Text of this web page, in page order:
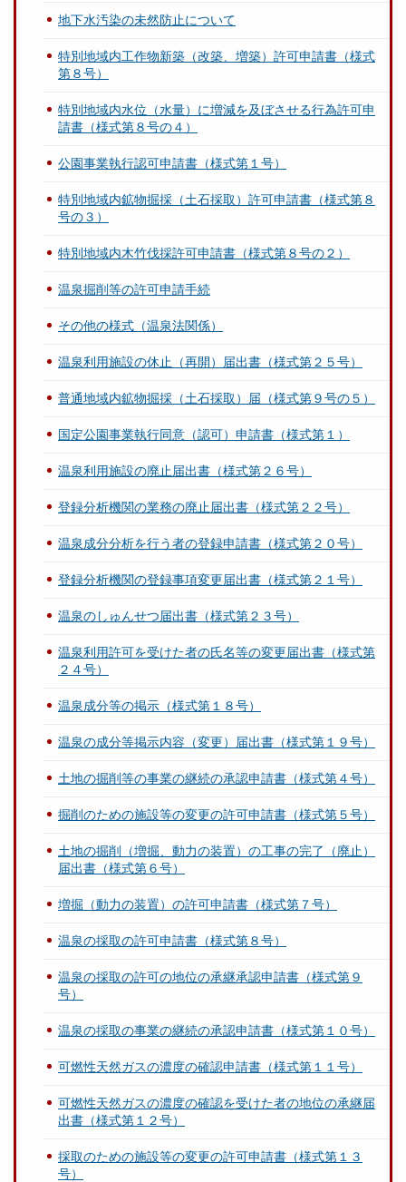
地下水汚染の未然防止について
特別地域内工作物新築（改築、増築）許可申請書（様式
第８号）
特別地域内水位（水量）に増減を及ぼさせる行為許可申
請書（様式第８号の４）
公園事業執行認可申請書（様式第１号）
特別地域内鉱物掘採（土石採取）許可申請書（様式第８
号の３）
特別地域内木竹伐採許可申請書（様式第８号の２）
温泉掘削等の許可申請手続
その他の様式（温泉法関係）
温泉利用施設の休止（再開）届出書（様式第２５号）
普通地域内鉱物掘採（土石採取）届（様式第９号の５）
国定公園事業執行同意（認可）申請書（様式第１）
温泉利用施設の廃止届出書（様式第２６号）
登録分析機関の業務の廃止届出書（様式第２２号）
温泉成分分析を行う者の登録申請書（様式第２０号）
登録分析機関の登録事項変更届出書（様式第２１号）
温泉のしゅんせつ届出書（様式第２３号）
温泉利用許可を受けた者の氏名等の変更届出書（様式第
２４号）
温泉成分等の掲示（様式第１８号）
温泉の成分等掲示内容（変更）届出書（様式第１９号）
土地の掘削等の事業の継続の承認申請書（様式第４号）
掘削のための施設等の変更の許可申請書（様式第５号）
土地の掘削（増掘、動力の装置）の工事の完了（廃止）
届出書（様式第６号）
増掘（動力の装置）の許可申請書（様式第７号）
温泉の採取の許可申請書（様式第８号）
温泉の採取の許可の地位の承継承認申請書（様式第９
号）
温泉の採取の事業の継続の承認申請書（様式第１０号）
可燃性天然ガスの濃度の確認申請書（様式第１１号）
可燃性天然ガスの濃度の確認を受けた者の地位の承継届
出書（様式第１２号）
採取のための施設等の変更の許可申請書（様式第１３
号）